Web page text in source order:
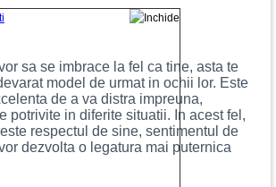
sa se imbrace la fel ca tine, asta te
model de urmat in ochii lor. Este
de a va distra impreuna,
potrivite in diferite situatii. In acest fel,
respectul de sine, sentimentul de
dezvolta o legatura mai puternica